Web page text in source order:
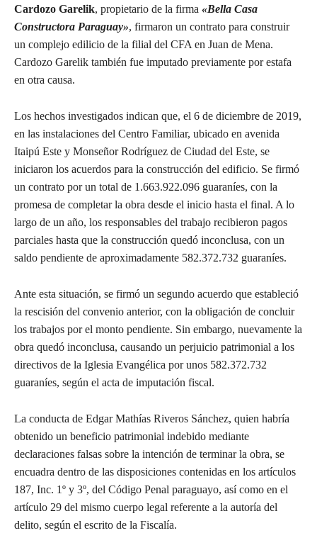
Cardozo Garelik, propietario de la firma «Bella Casa
Constructora Paraguay», firmaron un contrato para construir
un complejo edilicio de la filial del CFA en Juan de Mena.
Cardozo Garelik también fue imputado previamente por estafa
en otra causa.
Los hechos investigados indican que, el 6 de diciembre de 2019,
en las instalaciones del Centro Familiar, ubicado en avenida
Itaipú Este y Monseñor Rodríguez de Ciudad del Este, se
iniciaron los acuerdos para la construcción del edificio. Se firmó
un contrato por un total de 1.663.922.096 guaraníes, con la
promesa de completar la obra desde el inicio hasta el final. A lo
largo de un año, los responsables del trabajo recibieron pagos
parciales hasta que la construcción quedó inconclusa, con un
saldo pendiente de aproximadamente 582.372.732 guaraníes.
Ante esta situación, se firmó un segundo acuerdo que estableció
la rescisión del convenio anterior, con la obligación de concluir
los trabajos por el monto pendiente. Sin embargo, nuevamente la
obra quedó inconclusa, causando un perjuicio patrimonial a los
directivos de la Iglesia Evangélica por unos 582.372.732
guaraníes, según el acta de imputación fiscal.
La conducta de Edgar Mathías Riveros Sánchez, quien habría
obtenido un beneficio patrimonial indebido mediante
declaraciones falsas sobre la intención de terminar la obra, se
encuadra dentro de las disposiciones contenidas en los artículos
187, Inc. 1º y 3º, del Código Penal paraguayo, así como en el
artículo 29 del mismo cuerpo legal referente a la autoría del
delito, según el escrito de la Fiscalía.